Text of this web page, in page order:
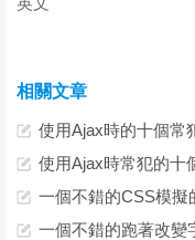
相關文章
使用Ajax時的十個常
使用Ajax時常犯的十
一個不錯的CSS模擬
一個不錯的跑著改變